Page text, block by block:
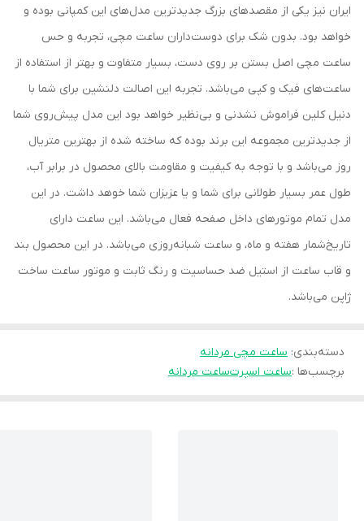
ایران نیز یکی از مقصدهای بزرگ جدیدترین مدل‌های این کمپانی بوده و
خواهد بود. بدون شک برای دوست‌داران ساعت مچی، تجربه و حس
ساعت مچی اصل بستن بر روی دست، بسیار متفاوت و بهتر از استفاده از
ساعت‌های فیک و کپی ‌می‌باشد. تجربه این اصالت دلنشین برای شما با
دنیل کلین فراموش نشدنی و بی‌نظیر خواهد بود این مدل پیش‌روی شما
از جدیدترین مجموعه این برند بوده که ساخته شده از بهترین متریال
روز می‌باشد و با توجه به کیفیت و مقاومت بالای محصول در برابر آب،
طول عمر بسیار طولانی برای شما و یا عزیزان شما خوهد داشت. در این
مدل تمام موتورهای داخل صفحه فعال می‌باشد. این ساعت دارای
تاریخ‌شمار هفته و ماه، و ساعت شبانه‌روزی می‌باشد. در این محصول بند
و قاب ساعت از استیل ضد حساسیت و رنگ ثابت و موتور ساعت ساخت
ژاپن می‌باشد.
دسته‌بندی: ساعت مچی مردانه
برچسب‌ها :ساعت اسپرتساعت مردانه